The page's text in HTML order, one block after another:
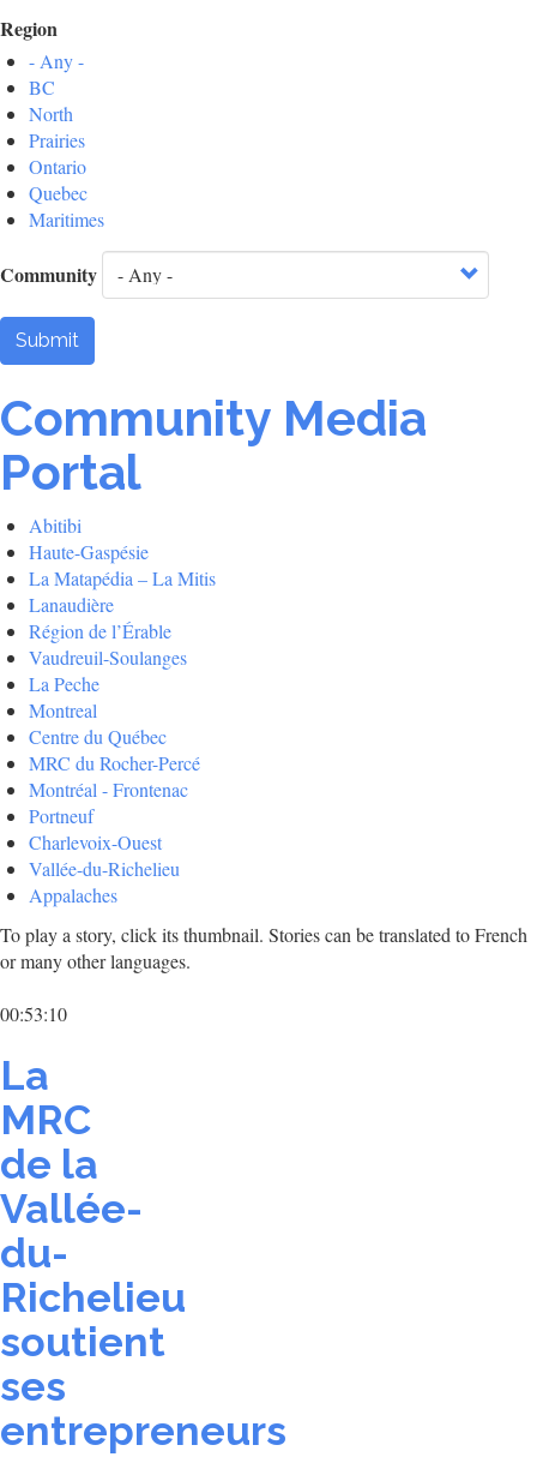
Region
- Any -
BC
North
Prairies
Ontario
Quebec
Maritimes
Community
Submit
Community Media
Portal
Abitibi
Haute-Gaspésie
La Matapédia – La Mitis
Lanaudière
Région de l’Érable
Vaudreuil-Soulanges
La Peche
Montreal
Centre du Québec
MRC du Rocher-Percé
Montréal - Frontenac
Portneuf
Charlevoix-Ouest
Vallée-du-Richelieu
Appalaches
To play a story, click its thumbnail. Stories can be translated to French
or many other languages.
00:53:10
La
MRC
de la
Vallée-
du-
Richelieu
soutient
ses
entrepreneurs